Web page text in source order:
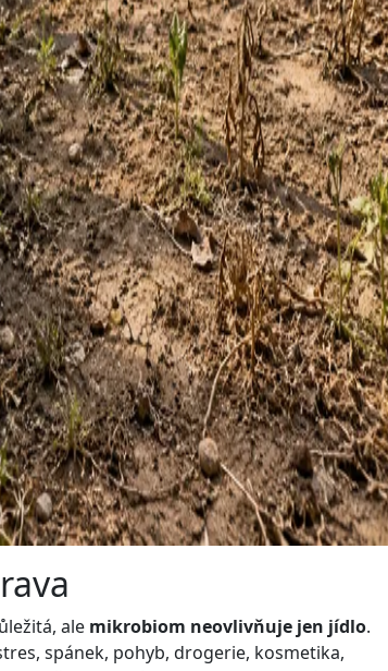
ale mikrobiom neovlivňuje jen jídlo.
spánek, pohyb, drogerie, kosmetika,